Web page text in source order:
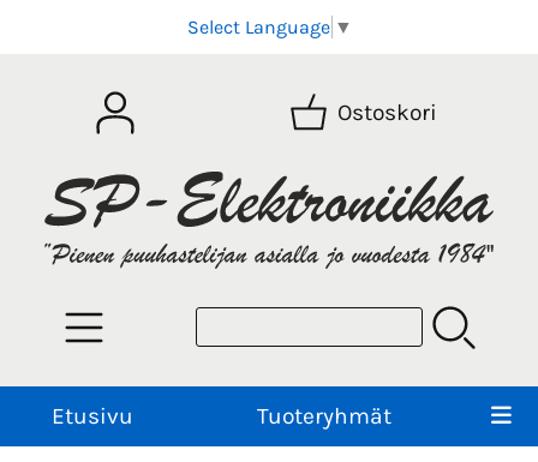
Select Language ▼
Ostoskori
Etusivu Tuoteryhmät